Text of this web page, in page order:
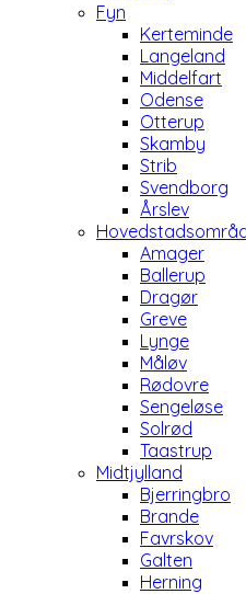
Fyn
Kerteminde
Langeland
Middelfart
Odense
Otterup
Skamby
Strib
Svendborg
Årslev
Amager
Ballerup
Dragør
Greve
Lynge
Måløv
Rødovre
Sengeløse
Solrød
Taastrup
Midtjylland
Bjerringbro
Brande
Favrskov
Galten
Herning